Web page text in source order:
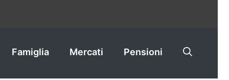
Famiglia Mercati Pensioni